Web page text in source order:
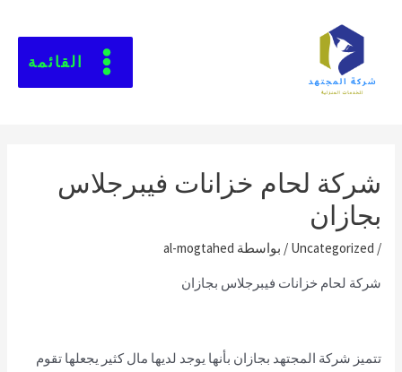
القائمة
شركة لحام خزانات فيبرجلاس
بجازان
/
Uncategorized / بواسطة al-mogtahed
شركة لحام خزانات فيبرجلاس بجازان
تتميز شركة المجتهد بجازان بأنها يوجد لديها مال كثير يجعلها تقوم